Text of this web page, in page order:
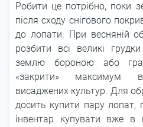
Робити це потрібно, поки
після сходу снігового
до лопати. При весняній
розбити всі великі
землю бороною або
«закрити» максимум
висаджених культур. Для
досить купити пару лопат,
інвентар купувати вже в